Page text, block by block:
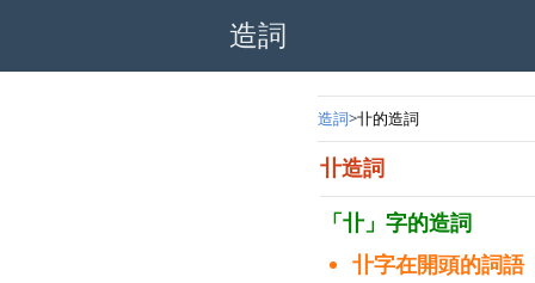
造詞
造詞 卝的造詞
卝造詞
「卝」字的造詞
卝字在開頭的詞語